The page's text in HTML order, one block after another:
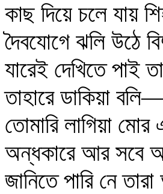
কাছ দিয়ে চলে যায়
দৈবযোগে ঝলি উঠে
যারেই দেখিতে পাই
তাহারে ডাকিয়া
তোমারি লাগিয়া
অন্ধকারে আর সবে
জানিতে পারি নে